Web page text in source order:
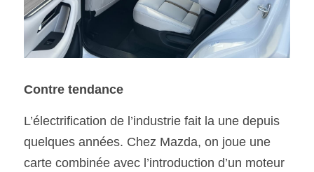
Contre tendance
L’électrification de l’industrie fait la une depuis
quelques années. Chez Mazda, on joue une
carte combinée avec l’introduction d’un moteur